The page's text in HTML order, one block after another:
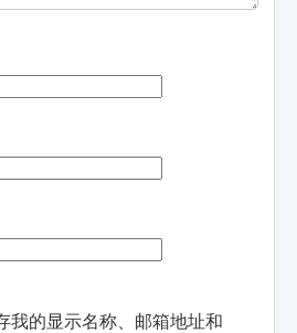
我的显示名称、邮箱地址和